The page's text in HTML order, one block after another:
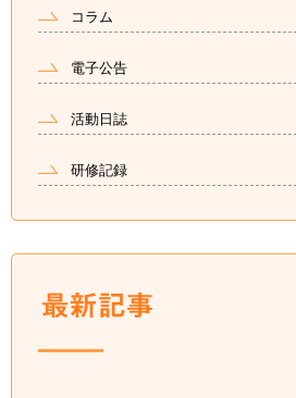
コラム
電子公告
活動日誌
研修記録